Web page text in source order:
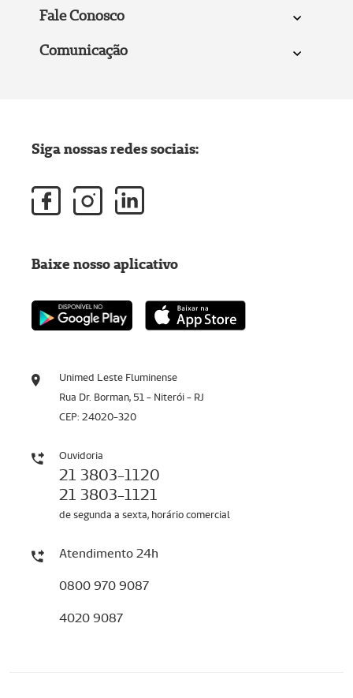
Fale Conosco
Comunicação
Unimed Leste Fluminense
Rua Dr. Borman, 51 - Niterói - RJ
CEP: 24020-320
Ouvidoria
21 3803-1120
21 3803-1121
de segunda a sexta, horário comercial
Atendimento 24h
0800 970 9087
4020 9087
Siga nossas redes sociais:
Baixe nosso aplicativo